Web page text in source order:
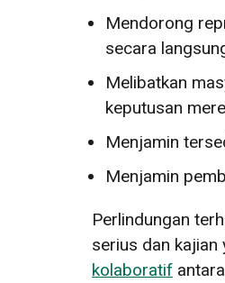
Mendorong
secara
Melibatkan
keputusan
Menjamin
Menjamin
Perlindungan
serius dan kajian
kolaboratif